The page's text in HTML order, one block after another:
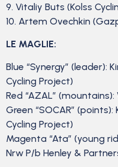
9. Vitaliy Buts (Kolss
10. Artem Ovechkin
LE MAGLIE:
Blue “Synergy” (leader):
Cycling Project)
Red “AZAL”
Green “SOCAR”
Cycling Project)
Magenta “Ata” (young
Nrw P/b Henley &